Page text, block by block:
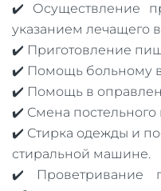
✔️ Осуществление
указанием лечащего
✔️ Приготовление
✔️ Помощь больному
✔️ Помощь в
✔️ Смена постельного
✔️ Стирка одежды и
стиральной машине.
✔️ Проветривание